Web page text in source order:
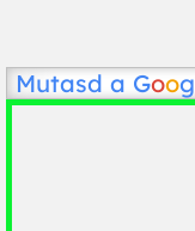
Mutasd a Goog